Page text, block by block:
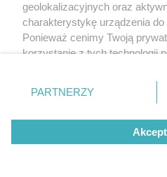
geolokalizacyjnych oraz
charakterystykę urządzenia
Ponieważ cenimy Twoją
korzystanie z tych technologii
zmienić/wycofać klikając
znajdujący się w lewym
rodzaje przetwarzania danych
użytkownika, ale masz prawo
przetwarzaniu. Preferencje
PARTNERZY